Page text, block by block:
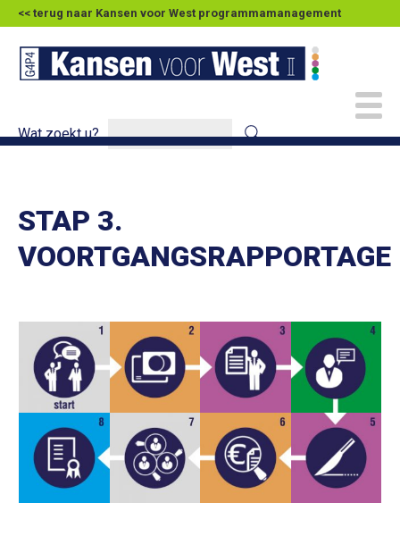
<< terug naar Kansen voor West programmamanagement
Wat zoekt u?
STAP 3.
VOORTGANGSRAPPORTAGE